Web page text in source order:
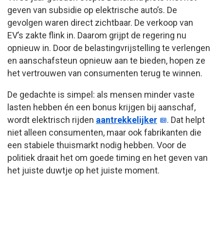
geven van subsidie op elektrische auto’s. De
gevolgen waren direct zichtbaar. De verkoop van
EV’s zakte flink in. Daarom grijpt de regering nu
opnieuw in. Door de belastingvrijstelling te verlengen
en aanschafsteun opnieuw aan te bieden, hopen ze
het vertrouwen van consumenten terug te winnen.
De gedachte is simpel: als mensen minder vaste
lasten hebben én een bonus krijgen bij aanschaf,
wordt elektrisch rijden aantrekkelijker
. Dat helpt
niet alleen consumenten, maar ook fabrikanten die
een stabiele thuismarkt nodig hebben. Voor de
politiek draait het om goede timing en het geven van
het juiste duwtje op het juiste moment.